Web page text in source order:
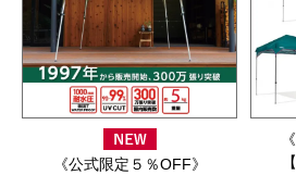
《公式限定５％OFF》